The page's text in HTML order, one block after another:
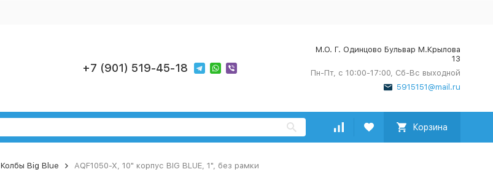
+7 (901) 519-45-18
М.О. Г. Одинцово Бульвар М.Крылова
13
Пн-Пт, с 10:00-17:00, Сб-Вс выходной
5915151@mail.ru
Корзина
Колбы Big Blue AQF1050-X, 10" корпус BIG BLUE, 1", без рамки